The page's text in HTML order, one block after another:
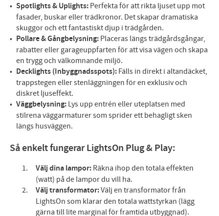
Spotlights & Uplights: Perfekta för att rikta ljuset upp mot
fasader, buskar eller trädkronor. Det skapar dramatiska
skuggor och ett fantastiskt djup i trädgården.
Pollare & Gångbelysning: Placeras längs trädgårdsgångar,
rabatter eller garageuppfarten för att visa vägen och skapa
en trygg och välkomnande miljö.
Decklights (Inbyggnadsspots): Fälls in direkt i altandäcket,
trappstegen eller stenläggningen för en exklusiv och
diskret ljuseffekt.
Väggbelysning: Lys upp entrén eller uteplatsen med
stilrena väggarmaturer som sprider ett behagligt sken
längs husväggen.
Så enkelt fungerar LightsOn Plug & Play:
Välj dina lampor: Räkna ihop den totala effekten
(watt) på de lampor du vill ha.
Välj transformator:Välj en transformator från
LightsOn som klarar den totala wattstyrkan (lägg
gärna till lite marginal för framtida utbyggnad).